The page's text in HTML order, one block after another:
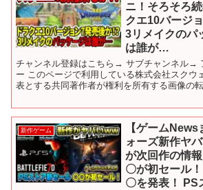
ニ！そろそろ
クエ10バージ
3リメイクのパ
は誰が…
チャンネル登録はこちら→ サブチャンネル→
ー このページで利用している株式会社スクウ
表とする共同著作者が権利を所有する画像の
新作ゲーム
【ゲーム
ォーズ新作ヤ
が次回作の情
〇が初セール
〇を発表！ PS